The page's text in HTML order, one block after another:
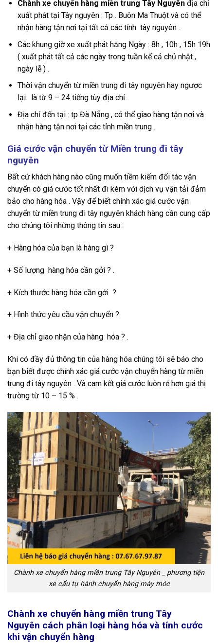
Chành xe chuyển hàng miền trung Tây Nguyênđịa chỉ
xuất phát tại Tây nguyên : Tp . Buôn Ma Thuột và có thể
nhận hàng tận nơi tại tất cả các tỉnh tây nguyên .
Các khung giờ xe xuất phát hằng Ngày : 8h , 10h , 15h 19h
( xuất phát tất cả các ngày trong tuần kể cả chủ nhật ,
ngày lễ ) .
Thời vận chuyển từ miền trung đi tây nguyên hay ngược
lại: là từ 9 – 24 tiếng tùy địa chỉ .
Địa chỉ đến tại : tp Đà Nẵng , có thể giao hàng tận nơi và
nhận hàng tận nơi tại các tỉnh miền trung .
Giá cước vận chuyển từ Miền trung đi tây
nguyên
Bất cứ khách hàng nào cũng muốn tiềm kiếm đối tác vận
chuyển có giá cước tốt nhất đi kèm với dịch vụ vận tải đảm
bảo cho hàng hóa . Vậy để biết chính xác giá cước vận
chuyển từ miền trung đi tây nguyên khách hàng cần cung cấp
cho chúng tôi những thông tin sau :
+ Hàng hóa của bạn là hàng gì ?
+ Số lượng hàng hóa cần gởi ? .
+ Kích thước hàng hóa cần gởi ?
+ Hình thức yêu cầu vận chuyển ?.
+ Địa chỉ giao nhận của hàng hóa ? .
Khi có đầy đủ thông tin của hàng hóa chúng tôi sẽ báo cho
bạn biết được chính xác giá cước vận chuyển hàng từ miền
trung đi tây nguyên . Và cam kết giá cước luôn rẻ hơn giá thị
trường từ 10 – 15 % .
Chành xe chuyển hàng miền trung Tây Nguyên _ phương tiện
xe cẩu tự hành chuyển hàng máy móc
Chành xe chuyển hàng miền trung Tây
Nguyên cách phân loại hàng hóa và tính cước
khi vận chuyển hàng